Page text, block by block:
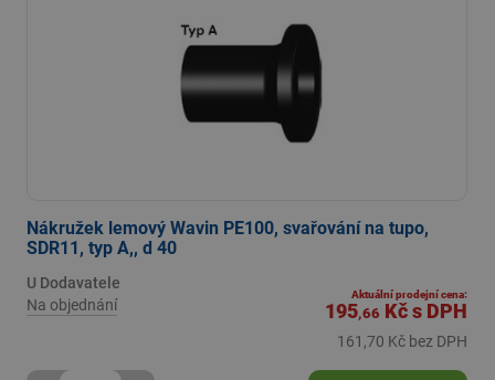
Nákružek lemový Wavin PE100, svařování na tupo,
SDR11, typ A,, d 40
U Dodavatele
Na objednání
Aktuální prodejní cena:
195,66 Kčs DPH
161,70 Kč bez DPH